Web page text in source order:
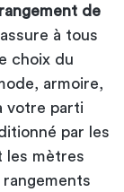
rangement de
à tous
choix du
armoire,
votre parti
par les
les mètres
de
de
pour